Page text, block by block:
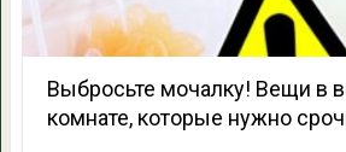
Выбросьте мочалку! Вещи в
комнате, которые нужно